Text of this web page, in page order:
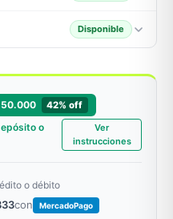
Disponible
42% off
o
Ver
instrucciones
o débito
con MercadoPago